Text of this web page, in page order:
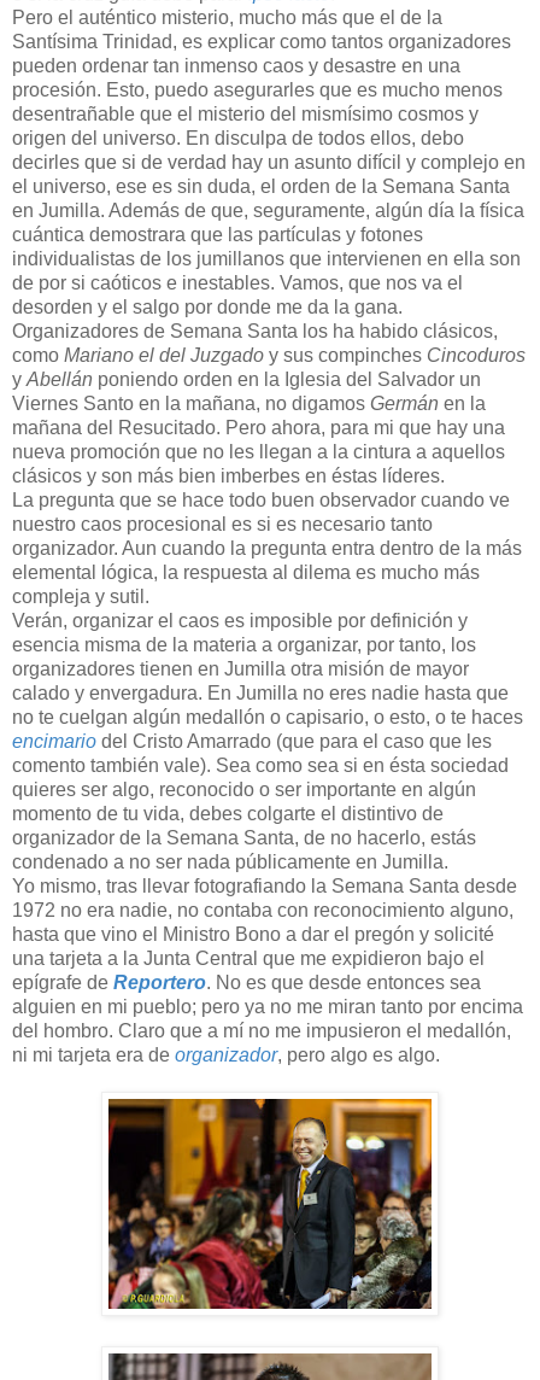
Pero el auténtico misterio, mucho más que el de la
Santísima Trinidad, es explicar como tantos organizadores
pueden ordenar tan inmenso caos y desastre en una
procesión. Esto, puedo asegurarles que es mucho menos
desentrañable que el misterio del mismísimo cosmos y
origen del universo. En disculpa de todos ellos, debo
decirles que si de verdad hay un asunto difícil y complejo en
el universo, ese es sin duda, el orden de la Semana Santa
en Jumilla. Además de que, seguramente, algún día la física
cuántica demostrara que las partículas y fotones
individualistas de los jumillanos que intervienen en ella son
de por si caóticos e inestables. Vamos, que nos va el
desorden y el salgo por donde me da la gana.
Organizadores de Semana Santa los ha habido clásicos,
como Mariano el del Juzgado y sus compinches Cincoduros
y Abellán poniendo orden en la Iglesia del Salvador un
Viernes Santo en la mañana, no digamos Germán en la
mañana del Resucitado. Pero ahora, para mi que hay una
nueva promoción que no les llegan a la cintura a aquellos
clásicos y son más bien imberbes en éstas líderes.
La pregunta que se hace todo buen observador cuando ve
nuestro caos procesional es si es necesario tanto
organizador. Aun cuando la pregunta entra dentro de la más
elemental lógica, la respuesta al dilema es mucho más
compleja y sutil.
Verán, organizar el caos es imposible por definición y
esencia misma de la materia a organizar, por tanto, los
organizadores tienen en Jumilla otra misión de mayor
calado y envergadura. En Jumilla no eres nadie hasta que
no te cuelgan algún medallón o capisario, o esto, o te haces
encimario del Cristo Amarrado (que para el caso que les
comento también vale). Sea como sea si en ésta sociedad
quieres ser algo, reconocido o ser importante en algún
momento de tu vida, debes colgarte el distintivo de
organizador de la Semana Santa, de no hacerlo, estás
condenado a no ser nada públicamente en Jumilla.
Yo mismo, tras llevar fotografiando la Semana Santa desde
1972 no era nadie, no contaba con reconocimiento alguno,
hasta que vino el Ministro Bono a dar el pregón y solicité
una tarjeta a la Junta Central que me expidieron bajo el
epígrafe de Reportero. No es que desde entonces sea
alguien en mi pueblo; pero ya no me miran tanto por encima
del hombro. Claro que a mí no me impusieron el medallón,
ni mi tarjeta era de organizador, pero algo es algo.